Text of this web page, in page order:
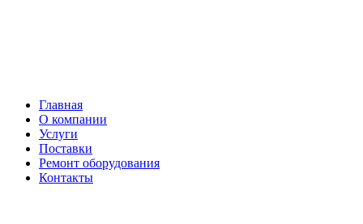
Главная
О компании
Услуги
Поставки
Ремонт оборудования
Контакты